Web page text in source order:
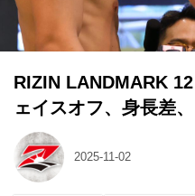
RIZIN LANDMARK
ェイスオフ、身長差
2025-11-02